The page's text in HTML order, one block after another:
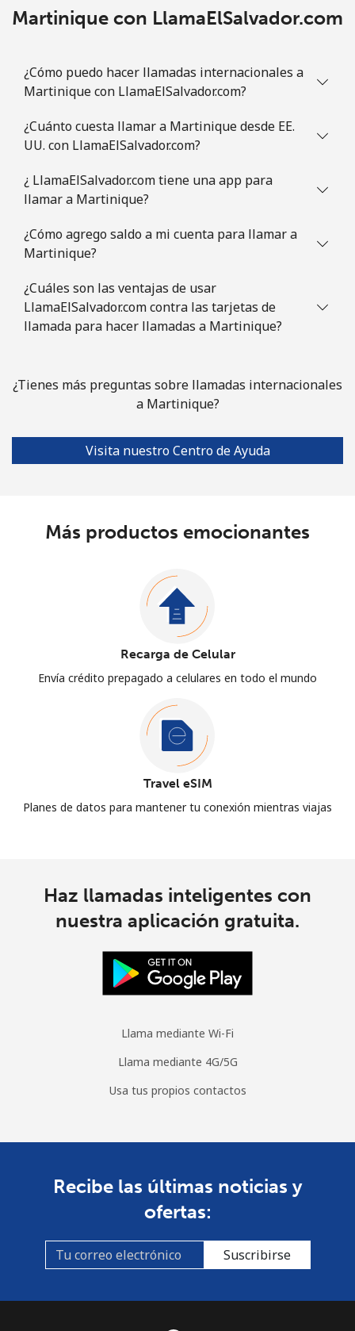
Martinique con LlamaElSalvador.com
¿Cómo puedo hacer llamadas internacionales a
Martinique con LlamaElSalvador.com?
¿Cuánto cuesta llamar a Martinique desde EE.
UU. con LlamaElSalvador.com?
¿ LlamaElSalvador.com tiene una app para
llamar a Martinique?
¿Cómo agrego saldo a mi cuenta para llamar a
Martinique?
¿Cuáles son las ventajas de usar
LlamaElSalvador.com contra las tarjetas de
llamada para hacer llamadas a Martinique?
¿Tienes más preguntas sobre llamadas internacionales
a Martinique?
Visita nuestro Centro de Ayuda
Más productos emocionantes
Recarga de Celular
Envía crédito prepagado a celulares en todo el mundo
Travel eSIM
Planes de datos para mantener tu conexión mientras viajas
Haz llamadas inteligentes con
nuestra aplicación gratuita.
Llama mediante Wi-Fi
Llama mediante 4G/5G
Usa tus propios contactos
Recibe las últimas noticias y
ofertas:
Suscribirse